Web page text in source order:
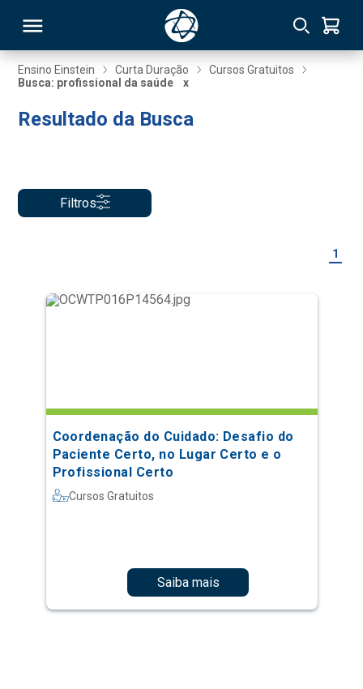
Ensino Einstein Curta Duração
Cursos Gratuitos
Busca: profissional da saúde
x
Resultado da Busca
Filtros
1
Coordenação do Cuidado: Desafio do
Paciente Certo, no Lugar Certo e o
Profissional Certo
Cursos Gratuitos
Saiba mais